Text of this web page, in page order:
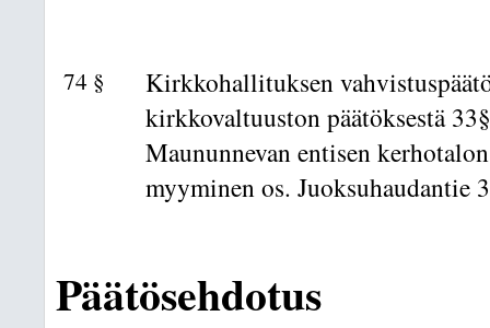
74 §
Kirkkohallituksen
kirkkovaltuuston päätöksestä
Maununnevan entisen
myyminen os. Juoksuhaudantie
Päätösehdotus